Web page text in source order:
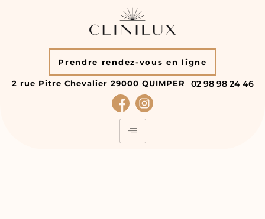
Prendre rendez-vous en ligne
2 rue Pitre Chevalier 29000 QUIMPER 02 98 98 24 46